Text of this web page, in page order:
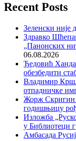
Recent Posts
Зеленски није
Здравко
„Панонских
06.08.2026
Ђедовић
обезбедити
Владимир
отпадничке
Жорж Скригин
годишњицу
Изложба
у Библиотеци
Амбасада